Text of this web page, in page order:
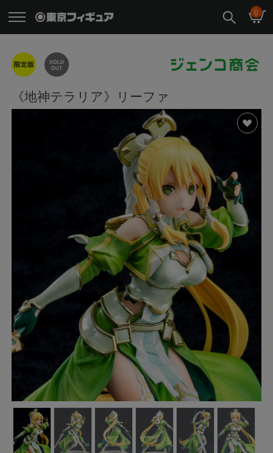
0
《地神テラリア》リーファ